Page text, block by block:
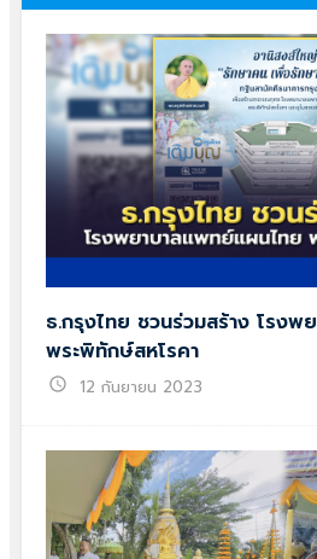
ธ.กรุงไทย ชวนร่วมสร้าง โรง
พระพิทักษ์สหโรคา
schedule 12 กันยายน 2023